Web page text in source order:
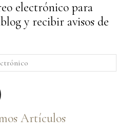
electrónico para
y recibir avisos de
Artículos